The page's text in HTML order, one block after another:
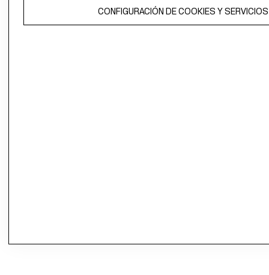
CONFIGURACIÓN DE COOKIES Y SERVICIOS